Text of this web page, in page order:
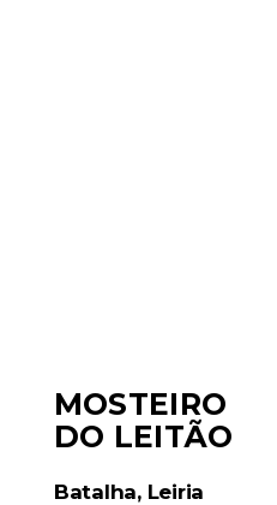
MOSTEIRO
DO LEITÃO
Batalha, Leiria